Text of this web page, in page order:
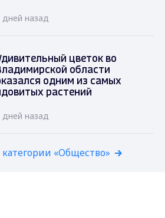
дней назад
цветок во
области
одним из самых
растений
дней назад
«Общество»